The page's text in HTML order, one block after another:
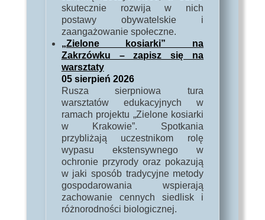
skutecznie rozwija w nich
postawy obywatelskie i
zaangażowanie społeczne.
„Zielone kosiarki” na
Zakrzówku – zapisz się na
warsztaty
05 sierpień 2026
Rusza sierpniowa tura
warsztatów edukacyjnych w
ramach projektu „Zielone kosiarki
w Krakowie”. Spotkania
przybliżają uczestnikom rolę
wypasu ekstensywnego w
ochronie przyrody oraz pokazują
w jaki sposób tradycyjne metody
gospodarowania wspierają
zachowanie cennych siedlisk i
różnorodności biologicznej.